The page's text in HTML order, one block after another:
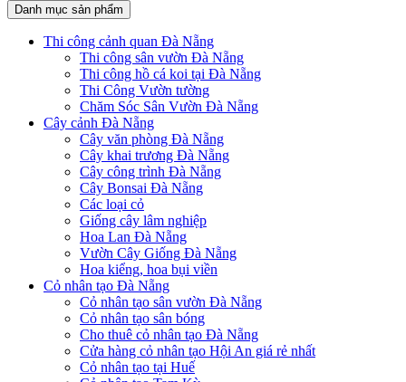
Danh mục sản phẩm
Thi công cảnh quan Đà Nẵng
Thi công sân vườn Đà Nẵng
Thi công hồ cá koi tại Đà Nẵng
Thi Công Vườn tường
Chăm Sóc Sân Vườn Đà Nẵng
Cây cảnh Đà Nẵng
Cây văn phòng Đà Nẵng
Cây khai trương Đà Nẵng
Cây công trình Đà Nẵng
Cây Bonsai Đà Nẵng
Các loại cỏ
Giống cây lâm nghiệp
Hoa Lan Đà Nẵng
Vườn Cây Giống Đà Nẵng
Hoa kiểng, hoa bụi viền
Cỏ nhân tạo Đà Nẵng
Cỏ nhân tạo sân vườn Đà Nẵng
Cỏ nhân tạo sân bóng
Cho thuê cỏ nhân tạo Đà Nẵng
Cửa hàng cỏ nhân tạo Hội An giá rẻ nhất
Cỏ nhân tạo tại Huế